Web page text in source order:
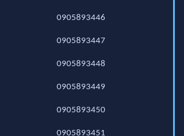
0905893446
0905893447
0905893448
0905893449
0905893450
0905893451